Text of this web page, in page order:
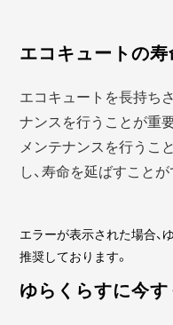
エコキュートの
エコキュートを長持ち
ナンスを行うことが重
メンテナンスを行うこ
し、寿命を延ばすことが
エラーが表示された場合、
推奨しております。
ゆらくらすに今